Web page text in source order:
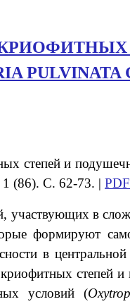
степей и
(86). С. 62-73. | PDF
участвующих в
формируют
в
степей
условий (